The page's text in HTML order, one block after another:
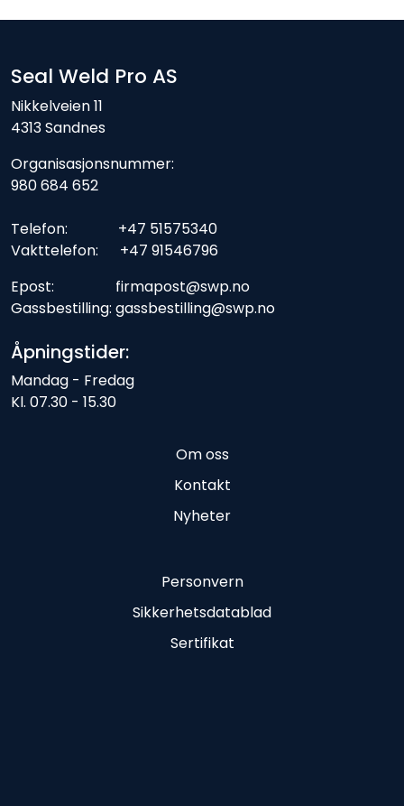
Seal Weld Pro AS
Nikkelveien 11
4313 Sandnes
Organisasjonsnummer:
980 684 652
Telefon: +47 51575340
Vakttelefon: +47 91546796
Epost: firmapost@swp.no
Gassbestilling: gassbestilling@swp.no
Åpningstider:
Mandag - Fredag
Kl. 07.30 - 15.30
Om oss
Kontakt
Nyheter
Personvern
Sikkerhetsdatablad
Sertifikat